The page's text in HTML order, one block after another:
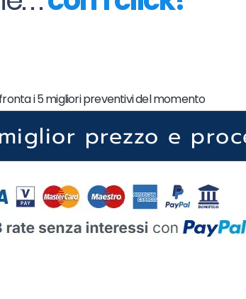
prezzo e
i 5 migliori preventivi del momento